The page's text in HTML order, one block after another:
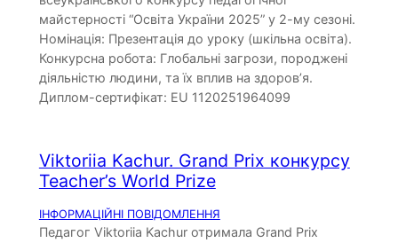
майстерності “Освіта України 2025” у 2-му сезоні.
Номінація: Презентація до уроку (шкільна освіта).
Конкурсна робота: Глобальні загрози, породжені
діяльністю людини, та їх вплив на здоров’я.
Диплом-сертифікат: EU 1120251964099
Viktoriia Kachur. Grand Prix конкурсу
Teacher’s World Prize
ІНФОРМАЦІЙНІ ПОВІДОМЛЕННЯ
Педагог Viktoriia Kachur отримала Grand Prix